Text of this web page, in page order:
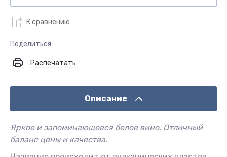
К сравнению
Поделиться
Распечатать
Описание
Яркое и запоминающееся белое вино. Отличный
баланс цены и качества.